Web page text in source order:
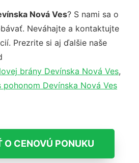
Nová Ves? S nami sa o
Neváhajte a kontaktujte
Prezrite si aj ďalšie naše
brány Devínska Nová Ves,
Devínska Nová Ves
O CENOVÚ PONUKU